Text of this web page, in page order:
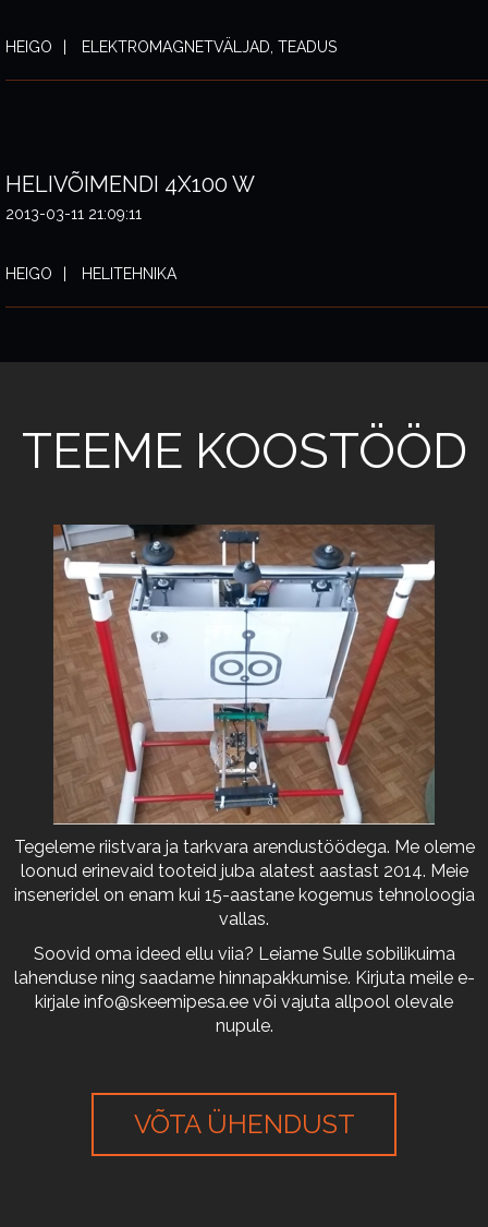
HEIGO ELEKTROMAGNETVÄLJAD, TEADUS
HELIVÕIMENDI 4X100 W
2013-03-11 21:09:11
HEIGO HELITEHNIKA
TEEME KOOSTÖÖD
Tegeleme riistvara ja tarkvara arendustöödega. Me oleme
loonud erinevaid tooteid juba alatest aastast 2014. Meie
inseneridel on enam kui 15-aastane kogemus tehnoloogia
vallas.
Soovid oma ideed ellu viia? Leiame Sulle sobilikuima
lahenduse ning saadame hinnapakkumise. Kirjuta meile e-
kirjale info@skeemipesa.ee või vajuta allpool olevale
nupule.
VÕTA ÜHENDUST